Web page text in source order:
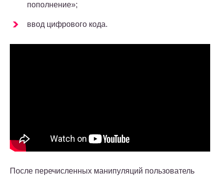
пополнение»;
ввод цифрового кода.
После перечисленных манипуляций пользователь